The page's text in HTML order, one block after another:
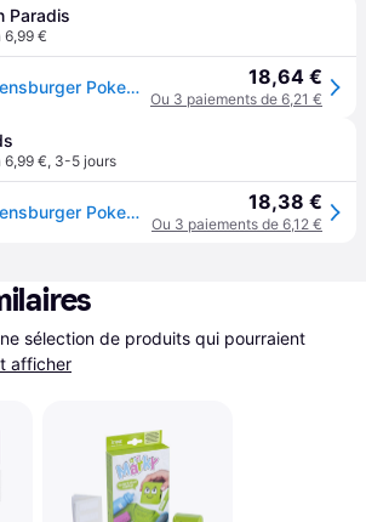
Paradis
6,99 €
Kit de peinture Ravensburger Pokemon Pikachu - Rouge 18,64 €
Ou 3 paiements de 6,21 €
6,99 €, 3-5 jours
Kit de peinture Ravensburger Pokemon Pikachu - Rouge 18,38 €
Ou 3 paiements de 6,12 €
sélection de produits qui pourraient
afficher